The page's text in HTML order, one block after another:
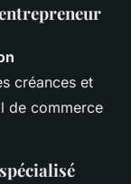
créances et
de commerce